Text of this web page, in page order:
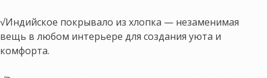
√Индийское покрывало из хлопка — незаменимая
вещь в любом интерьере для создания уюта и
комфорта.